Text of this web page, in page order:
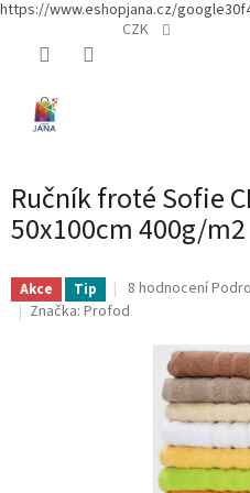
https://www.eshopjana.cz/
CZK
Ručník froté Sofie
50x100cm 400g/m2
Akce Tip
Průměrné
hodnocení
8 hodnocení
Značka: Profod